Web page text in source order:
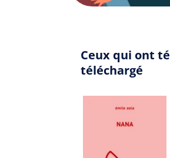
Ceux qui ont
téléchargé